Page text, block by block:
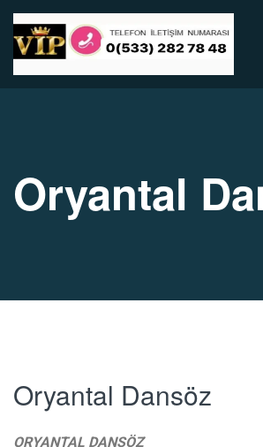
Oryantal
Oryantal Dansöz
ORYANTAL DANSÖZ